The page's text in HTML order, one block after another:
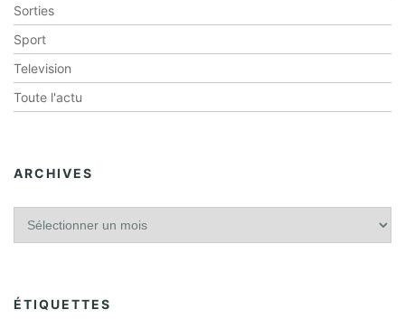
Sorties
Sport
Television
Toute l'actu
ARCHIVES
v
ÉTIQUETTES